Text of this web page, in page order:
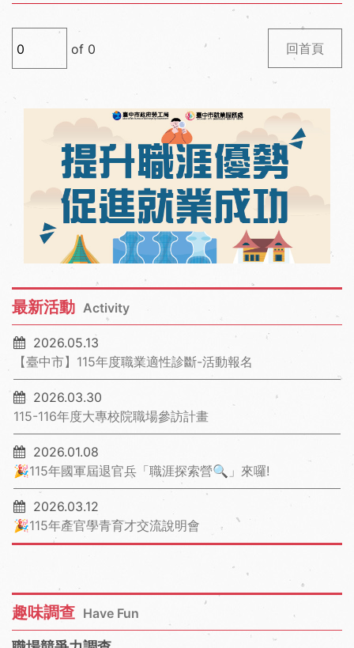
of 0 回首頁
最新活動 Activity
2026.05.13
【臺中市】115年度職業適性診斷-活動報名
2026.03.30
115-116年度大專校院職場參訪計畫
2026.01.08
🎉115年國軍屆退官兵「職涯探索營🔍」來囉!
2026.03.12
🎉115年產官學青育才交流說明會
趣味調查 Have Fun